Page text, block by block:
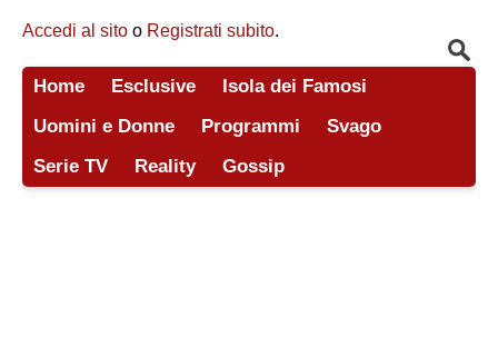
Accedi al sito o Registrati subito.
Home Esclusive
Isola dei Famosi
Uomini e Donne
Programmi
Svago
Serie TV
Reality Gossip